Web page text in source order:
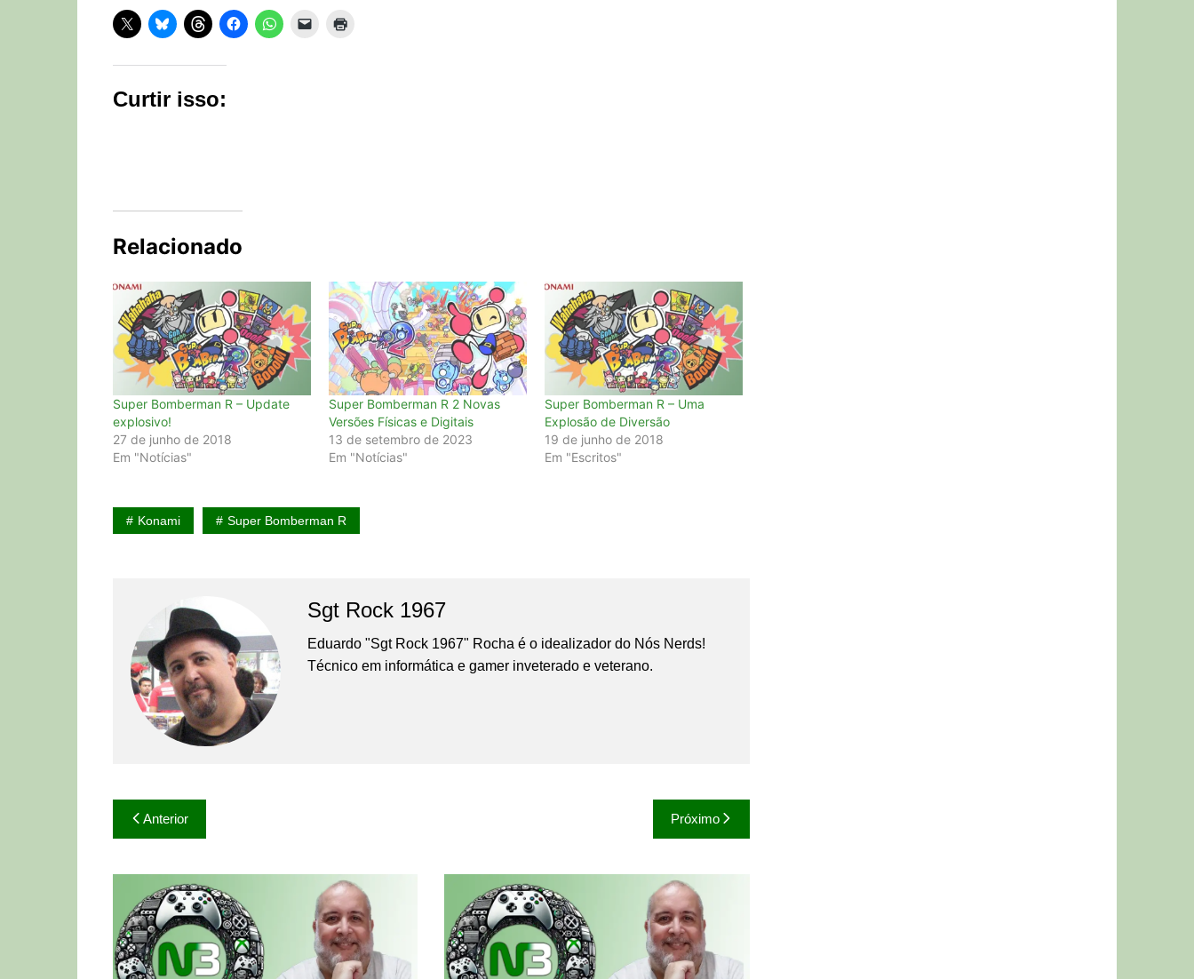
Curtir isso:
Relacionado
Super Bomberman R – Update
explosivo!
27 de junho de 2018
Em "Notícias"
Super Bomberman R 2 Novas
Versões Físicas e Digitais
13 de setembro de 2023
Em "Notícias"
Super Bomberman R – Uma
Explosão de Diversão
19 de junho de 2018
Em "Escritos"
Konami Super Bomberman R
Sgt Rock 1967
Eduardo "Sgt Rock 1967" Rocha é o idealizador do Nós Nerds!
Técnico em informática e gamer inveterado e veterano.
Navegação
de
Post
Anterior Próximo